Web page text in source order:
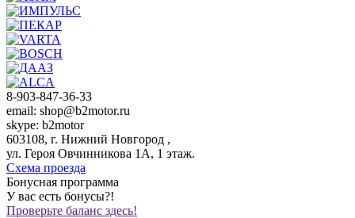
8-903-847-36-33
email: shop@b2motor.ru
skype: b2motor
603108, г. Нижний Новгород ,
ул. Героя Овчинникова 1А, 1 этаж.
Схема проезда
Бонусная программа
У вас есть бонусы?!
Проверьте баланс здесь!